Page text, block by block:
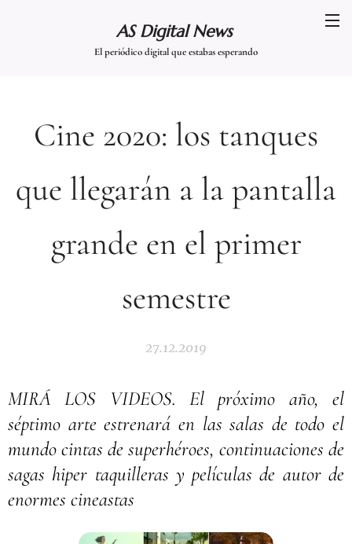
AS Digital News
El periódico digital que estabas esperando
Cine 2020: los tanques
que llegarán a la pantalla
grande en el primer
semestre
27.12.2019
MIRÁ LOS VIDEOS. El próximo año, el
séptimo arte estrenará en las salas de todo el
mundo cintas de superhéroes, continuaciones de
sagas hiper taquilleras y películas de autor de
enormes cineastas